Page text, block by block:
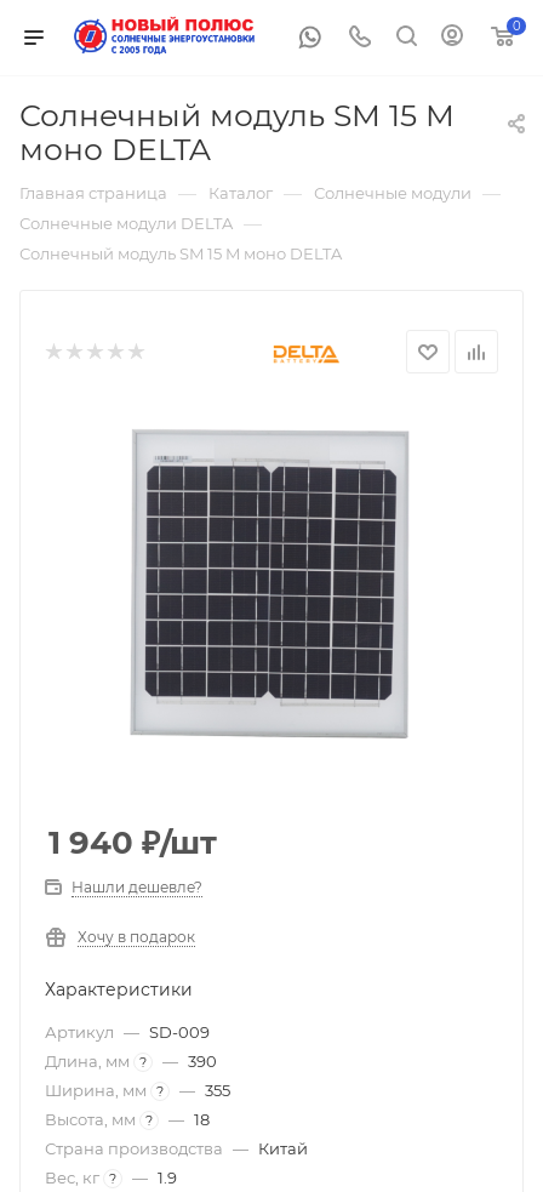
0
Солнечный модуль SM 15 M
моно DELTA
Главная страница — Каталог — Солнечные модули —
Солнечные модули DELTA —
Солнечный модуль SM 15 M моно DELTA
1 940 ₽/шт
Нашли дешевле?
Хочу в подарок
Характеристики
Артикул — SD-009
Длина, мм
? — 390
Ширина, мм
? — 355
Высота, мм
? — 18
Страна производства — Китай
Вес, кг ? — 1.9